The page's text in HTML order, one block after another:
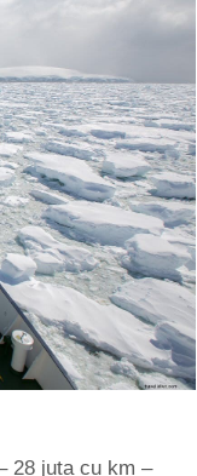
28 juta cu km –